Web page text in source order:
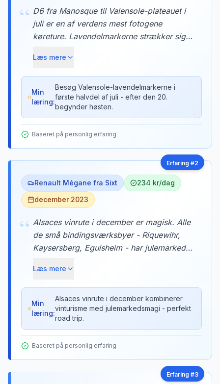
“ D6 fra Manosque til Valensole-plateauet i
juli er en af verdens mest fotogene
køreture. Lavendelmarkerne strækker sig
gennem bilens ventilation. Vi stoppede ved
en lille gård og købte lavendelhonung
direkte fra biavleren.
Læs mere
Min
læring:
Besøg Valensole-lavendelmarkerne i
første halvdel af juli - efter den 20.
begynder høsten.
Baseret på personlig erfaring
Erfaring #2
Renault Mégane fra Sixt
234 kr/dag
december 2023
“ Alsaces vinrute i december er magisk. Alle
de små bindingsværksbyer - Riquewihr,
Kaysersberg, Eguisheim - har julemarked,
ind. Vi købte glühwein og flamkuchen ved
hvert stop. Helt eventyrligt.
Læs mere
Min
læring:
Alsaces vinrute i december kombinerer
vinturisme med julemarkedsmagi - perfekt
road trip.
Baseret på personlig erfaring
Erfaring #3